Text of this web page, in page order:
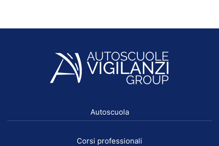
Autoscuola
Corsi professionali